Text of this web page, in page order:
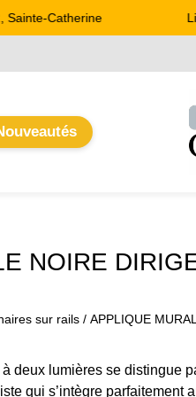
Catherine
NOIRE
sur rails / APPLIQUE
deux lumières se distingue
qui s’intègre parfaitement